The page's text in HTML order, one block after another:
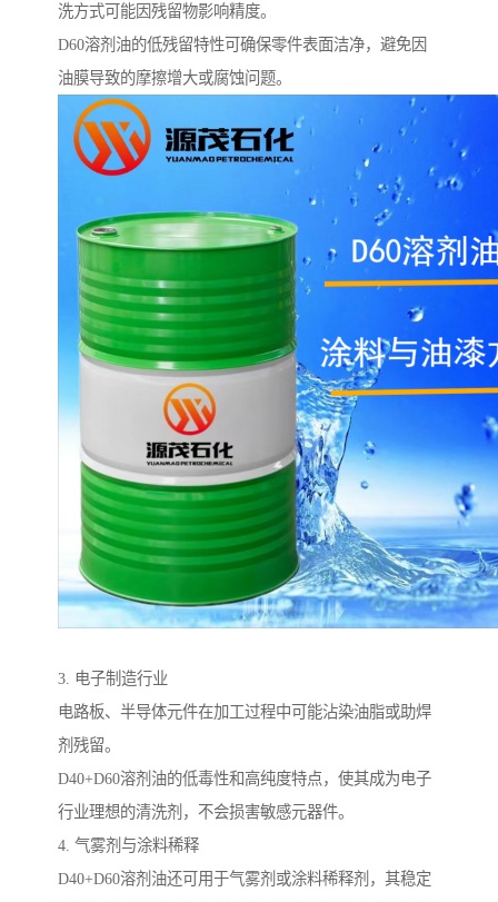
洗方式可能因残留物影响精度。
D60溶剂油的低残留特性可确保零件表面洁净，避免因
油膜导致的摩擦增大或腐蚀问题。
3. 电子制造行业
电路板、半导体元件在加工过程中可能沾染油脂或助焊
剂残留。
D40+D60溶剂油的低毒性和高纯度特点，使其成为电子
行业理想的清洗剂，不会损害敏感元器件。
4. 气雾剂与涂料稀释
D40+D60溶剂油还可用于气雾剂或涂料稀释剂，其稳定